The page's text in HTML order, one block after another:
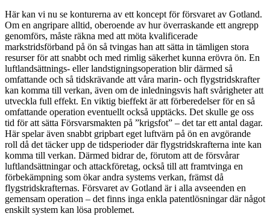
Här kan vi nu se konturerna av ett koncept för försvaret av Gotland.
Om en angripare alltid, oberoende av hur överraskande ett angrepp
genomförs, måste räkna med att möta kvalificerade
markstridsförband på ön så tvingas han att sätta in tämligen stora
resurser för att snabbt och med rimlig säkerhet kunna erövra ön. En
luftlandsättnings- eller landstigningsoperation blir därmed så
omfattande och så tidskrävande att våra marin- och flygstridskrafter
kan komma till verkan, även om de inledningsvis haft svårigheter att
utveckla full effekt. En viktig bieffekt är att förberedelser för en så
omfattande operation eventuellt också upptäcks. Det skulle ge oss
tid för att sätta Försvarsmakten på ”krigsfot” – det tar ett antal dagar.
Här spelar även snabbt gripbart eget luftvärn på ön en avgörande
roll då det täcker upp de tidsperioder där flygstridskrafterna inte kan
komma till verkan. Därmed bidrar de, förutom att de försvårar
luftlandsättningar och attackföretag, också till att framtvinga en
förbekämpning som ökar andra systems verkan, främst då
flygstridskrafternas. Försvaret av Gotland är i alla avseenden en
gemensam operation – det finns inga enkla patentlösningar där något
enskilt system kan lösa problemet.